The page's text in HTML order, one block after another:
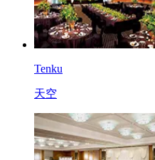
Tenku
天空